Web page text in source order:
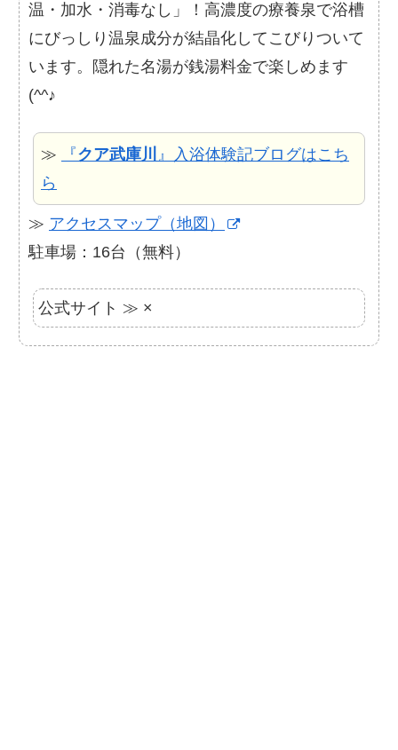
温・加水・消毒なし」！高濃度の療養泉で浴槽
にびっしり温泉成分が結晶化してこびりついて
います。隠れた名湯が銭湯料金で楽しめます
(^^♪
≫ 『クア武庫川
』入浴体験記ブログはこち
ら
≫ アクセスマップ（地図）
駐車場：16台（無料）
公式サイト ≫ ×